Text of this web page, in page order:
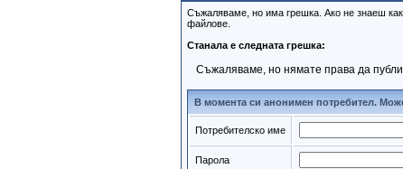
Съжаляваме, но има грешка. Ако не знаеш
файлове.
Станала е следната грешка:
Съжаляваме, но нямате права да
В момента си анонимен потребител.
Потребителско име
Парола